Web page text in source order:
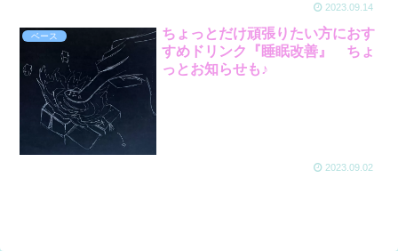
2023.09.14
ベース
ちょっとだけ頑張りたい方におす
すめドリンク『睡眠改善』 ちょ
っとお知らせも♪
2023.09.02